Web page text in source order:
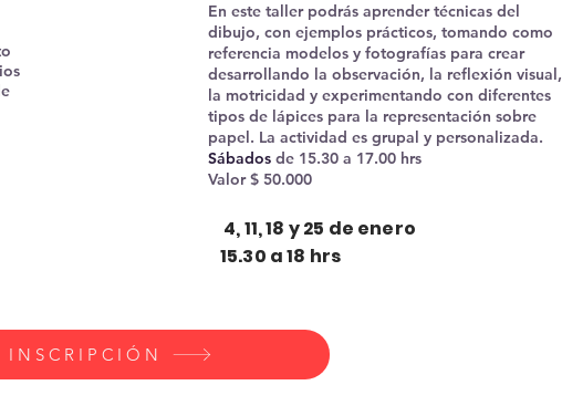
En este taller podrás aprender técnicas del
dibujo, con ejemplos prácticos, tomando como
referencia modelos y fotografías para crear
desarrollando la observación, la reflexión visual,
la motricidad y experimentando con diferentes
tipos de lápices para la representación sobre
papel. La actividad es grupal y personalizada.
Sábados de 15.30 a 17.00 hrs
Valor $ 50.000
4, 11, 18 y 25 de enero
15.30 a 18 hrs
INSCRIPCIÓN